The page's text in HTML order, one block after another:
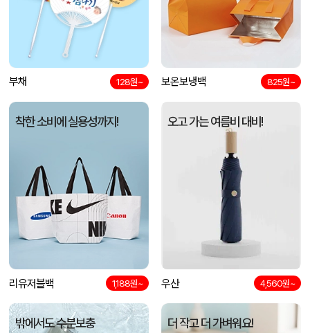
KOO [주문제작] 에코백 맞춤 제작 서비스 08-06
선OO 08-06
한OO 미니형 미니고급형 부직포가방 08-06
이OO 자바 제트라인베이비 (0.38mm)(자바공식인증대리점) 08-06
부채 128원~ 보온보냉백 825원~
착한 소비에 실용성까지!
리유저블백 1,188원~
오고 가는 여름비 대비!
우산 4,560원~
밖에서도 수분보충 더 작고 더 가벼워요!